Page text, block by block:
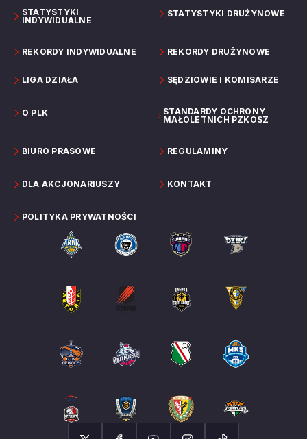
STATYSTYKI
INDYWIDUALNE
STATYSTYKI DRUŻYNOWE
REKORDY INDYWIDUALNE REKORDY DRUŻYNOWE
LIGA DZIAŁA SĘDZIOWIE I KOMISARZE
O PLK
STANDARDY OCHRONY
MAŁOLETNICH PZKOSZ
BIURO PRASOWE REGULAMINY
DLA AKCJONARIUSZY KONTAKT
POLITYKA PRYWATNOŚCI